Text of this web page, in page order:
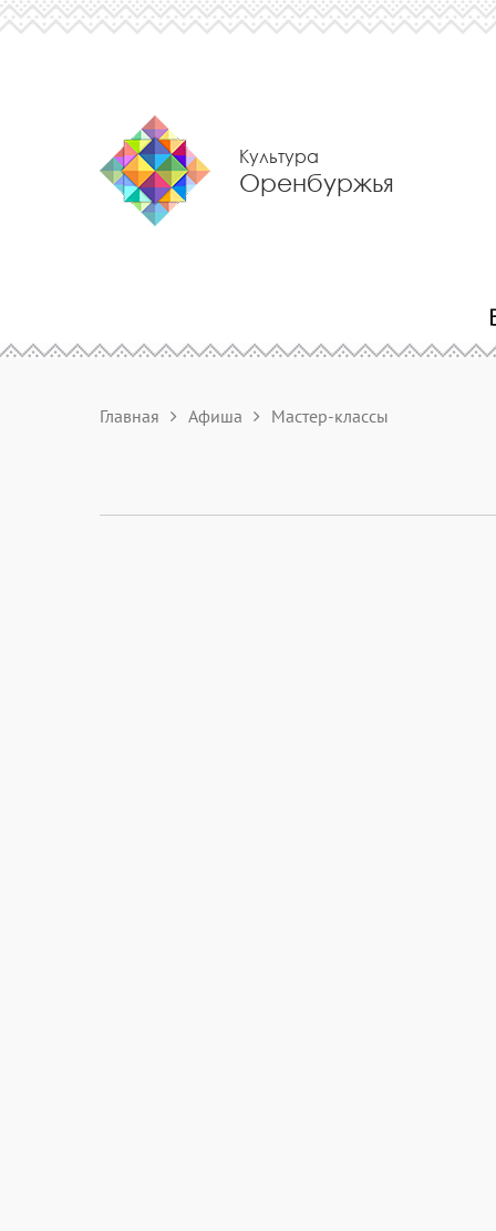
Культура
Оренбуржья
Главная Афиша Мастер-классы